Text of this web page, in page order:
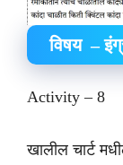
विषय –
Activity – 8
खालील चार्ट